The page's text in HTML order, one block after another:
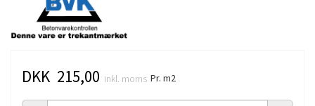
DKK 215,00 inkl. moms Pr. m2